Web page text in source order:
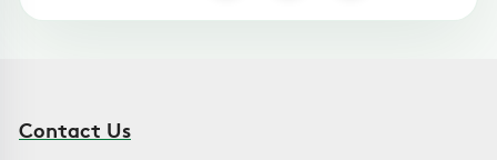
Contact Us